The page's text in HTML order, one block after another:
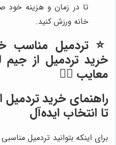
تا در زمان و هزینه خود
خانه ورزش کنید.
⭐️ تردمیل مناسب
خرید تردمیل از جیم
معایب 🏃‍♀️
راهنمای خرید تردمیل
تا انتخاب ایده‌آل
برای اینکه بتوانید تردمیل مناسبی